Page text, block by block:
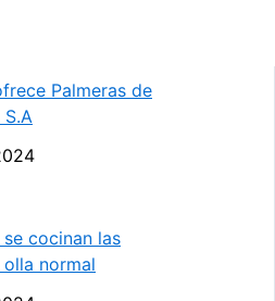
Palmeras de
cocinan las
olla normal